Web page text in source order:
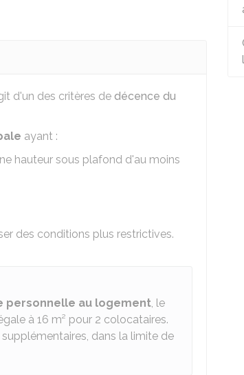
d'un des critères de décence du
ayant :
hauteur sous plafond d'au moins
des conditions plus restrictives.
personnelle au logement, le
à 16 m² pour 2 colocataires.
dans la limite de